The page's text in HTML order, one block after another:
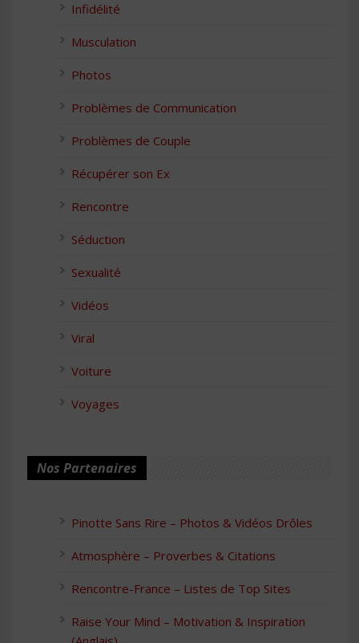
Infidélité
Musculation
Photos
Problèmes de Communication
Problèmes de Couple
Récupérer son Ex
Rencontre
Séduction
Sexualité
Vidéos
Viral
Voiture
Voyages
Nos Partenaires
Pinotte Sans Rire – Photos & Vidéos Drôles
Atmosphère – Proverbes & Citations
Rencontre-France – Listes de Top Sites
Raise Your Mind – Motivation & Inspiration